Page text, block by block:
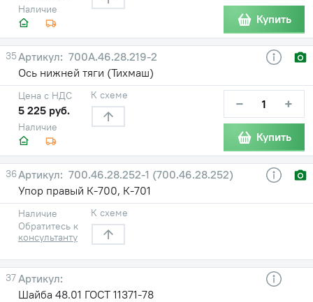
Наличие
Купить
35
700А.46.28.219-2
Ось нижней тяги (Тихмаш)
Наличие
Цена с НДС
5 225 руб.
К схеме − +
Купить
36
700.46.28.252-1 (700.46.28.252)
Упор правый К-700, К-701
Наличие
Обратитесь к
консультанту
К схеме
37
Шайба 48.01 ГОСТ 11371-78